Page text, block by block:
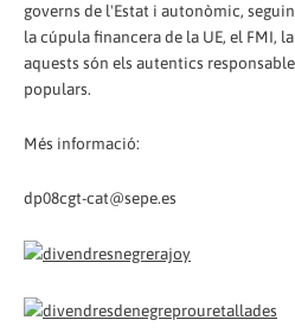
governs de l'Estat i autonòmic,
la cúpula financera de la UE, el FMI,
aquests són els autentics
populars.
Més informació:
dp08cgt-cat@sepe.es